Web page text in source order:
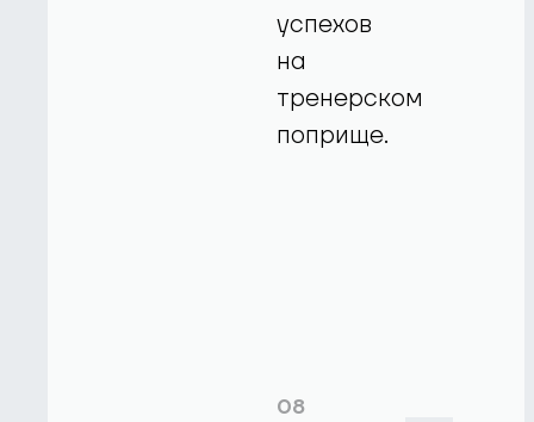
успехов
на
тренерском
поприще.
08